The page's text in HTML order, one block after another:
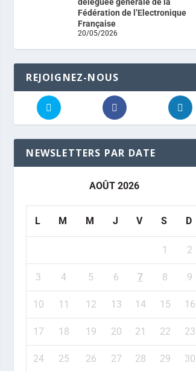
déléguée générale de la
Fédération de l’Electronique
Française
20/05/2026
REJOIGNEZ-NOUS
NEWSLETTERS PAR DATE
AOÛT 2026
L M M J V S D
1 2
3 4 5 6 7 8 9
10 11 12 13 14 15 16
17 18 19 20 21 22 23
24 25 26 27 28 29 30